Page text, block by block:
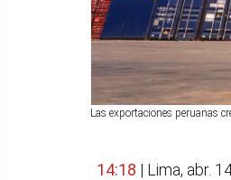
Las exportaciones peruanas
14:18 | Lima, abr.